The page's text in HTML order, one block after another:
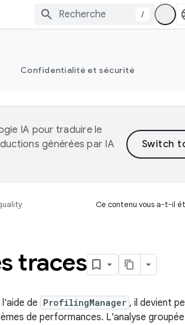
/
Confidentialité et sécurité
IA pour traduire le
générées par IA
Ce contenu vous a-t-il
traces
de ProfilingManager , il devient
de performances. L'analyse